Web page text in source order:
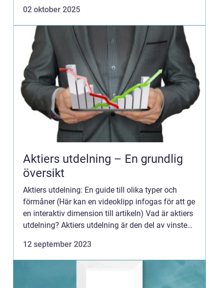
02 oktober 2025
Aktiers utdelning – En grundlig
översikt
Aktiers utdelning: En guide till olika typer och
förmåner (Här kan en videoklipp infogas för att ge
en interaktiv dimension till artikeln) Vad är aktiers
utdelning? Aktiers utdelning är den del av vinsten
12 september 2023